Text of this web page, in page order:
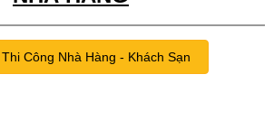
mạnh mẽ và sang trọng. Không gian
được thiết kế bởi KTV Group, mang
lại trải nghiệm thị giác ấn tượng và
phong cách nghỉ dưỡng khác biệt....
Công Nhà Hàng - Khách Sạn